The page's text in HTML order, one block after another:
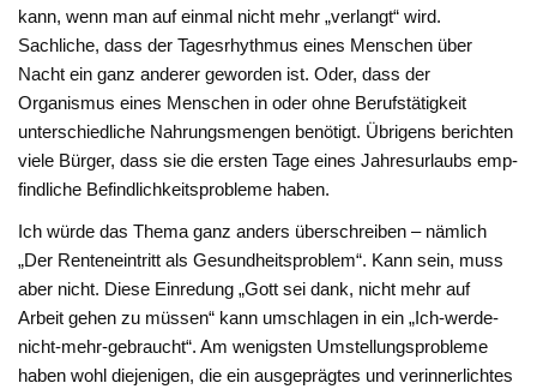
kann, wenn man auf einmal nicht mehr „verlangt“ wird.
Sachliche, dass der Tagesrhythmus eines Menschen über
Nacht ein ganz anderer geworden ist. Oder, dass der
Organismus eines Menschen in oder ohne Berufstätigkeit
unterschiedliche Nahrungsmen­gen benötigt. Übrigens berichten
viele Bürger, dass sie die ersten Tage eines Jahresurlaubs emp­
findliche Befindlichkeitsproble­me haben.
Ich würde das Thema ganz anders überschreiben – nämlich
„Der Renteneintritt als Gesundheits­problem“. Kann sein, muss
aber nicht. Diese Einredung „Gott sei dank, nicht mehr auf
Arbeit gehen zu müssen“ kann umschlagen in ein „Ich-werde-
nicht-mehr-gebraucht“. Am wenigsten Umstel­lungsprobleme
haben wohl dieje­nigen, die ein ausgeprägtes und verinnerlichtes